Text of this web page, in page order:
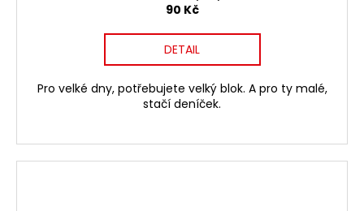
90 Kč
DETAIL
Pro velké dny, potřebujete velký blok. A pro ty malé,
stačí deníček.